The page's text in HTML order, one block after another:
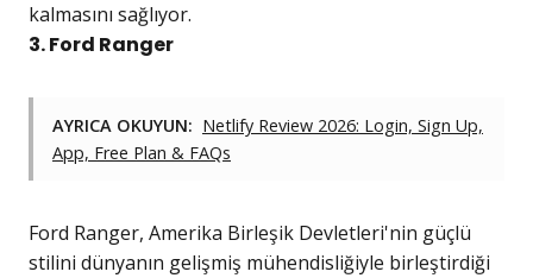
kalmasını sağlıyor.
3. Ford Ranger
AYRICA OKUYUN: Netlify Review 2026: Login, Sign Up,
App, Free Plan & FAQs
Ford Ranger, Amerika Birleşik Devletleri'nin güçlü
stilini dünyanın gelişmiş mühendisliğiyle birleştirdiği